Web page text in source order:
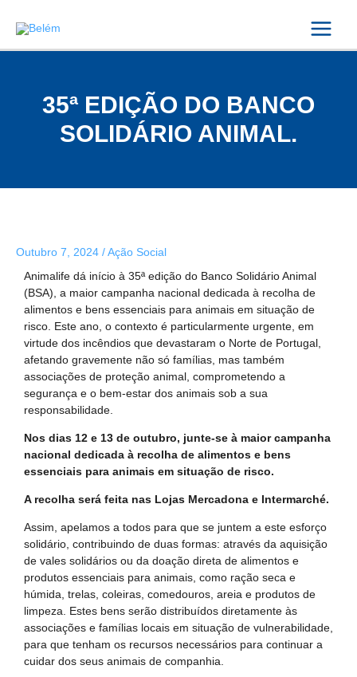
Menu
35ª EDIÇÃO DO BANCO
SOLIDÁRIO ANIMAL.
Outubro 7, 2024 /Ação Social
Animalife dá início à 35ª edição do Banco Solidário Animal
(BSA), a maior campanha nacional dedicada à recolha de
alimentos e bens essenciais para animais em situação de
risco. Este ano, o contexto é particularmente urgente, em
virtude dos incêndios que devastaram o Norte de Portugal,
afetando gravemente não só famílias, mas também
associações de proteção animal, comprometendo a
segurança e o bem-estar dos animais sob a sua
responsabilidade.
Nos dias 12 e 13 de outubro, junte-se à maior campanha
nacional dedicada à recolha de alimentos e bens
essenciais para animais em situação de risco.
A recolha será feita nas Lojas Mercadona e Intermarché.
Assim, apelamos a todos para que se juntem a este esforço
solidário, contribuindo de duas formas: através da aquisição
de vales solidários ou da doação direta de alimentos e
produtos essenciais para animais, como ração seca e
húmida, trelas, coleiras, comedouros, areia e produtos de
limpeza. Estes bens serão distribuídos diretamente às
associações e famílias locais em situação de vulnerabilidade,
para que tenham os recursos necessários para continuar a
cuidar dos seus animais de companhia.
navigation